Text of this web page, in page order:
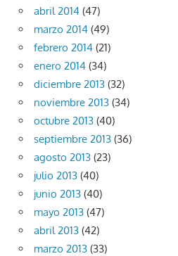
abril 2014 (47)
marzo 2014 (49)
febrero 2014 (21)
enero 2014 (34)
diciembre 2013 (32)
noviembre 2013 (34)
octubre 2013 (40)
septiembre 2013 (36)
agosto 2013 (23)
julio 2013 (40)
junio 2013 (40)
mayo 2013 (47)
abril 2013 (42)
marzo 2013 (33)